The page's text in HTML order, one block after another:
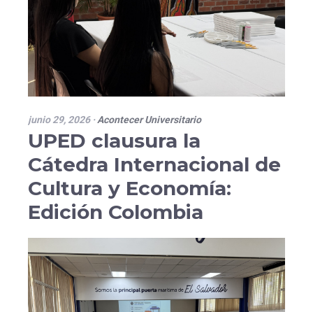
junio 29, 2026·Acontecer Universitario
UPED clausura la
Cátedra Internacional de
Cultura y Economía:
Edición Colombia